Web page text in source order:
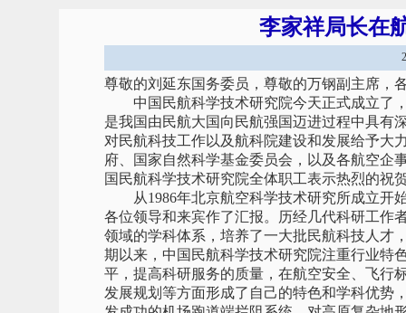
李家祥局长在
尊敬的刘延东国务委员，尊敬的万钢副主席，
中国民航科学技术研究院今天正式成立了，
是我国由民航大国向民航强国迈进过程中具有
对民航科技工作以及航科院建设和发展给予大
府、国家自然科学基金委员会，以及各航空企
国民航科学技术研究院全体职工表示热烈的祝
从1986年北京航空科学技术研究所成立开
各位领导和来宾作了汇报。历经几代科研工作
领域的学科体系，培养了一大批民航科技人才
期以来，中国民航科学技术研究院注重行业特
平，提高科研服务的质量，在航空安全、飞行
发展规划等方面形成了自己的特色和学科优势